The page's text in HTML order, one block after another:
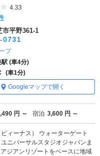
5つ星のうち4
4.33
市平野361-1
0731
プ
駅 (車4分)
(車1分)
Googleマップで開く
円 ～ 宿泊 3,600 円 ～
ィーナス） ウォーターゲート
ニバーサルスタジオジャパンま
ジアンリゾートをベースに地域